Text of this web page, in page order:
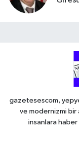
gazetesescom,
ve modernizmi bir
insanlara